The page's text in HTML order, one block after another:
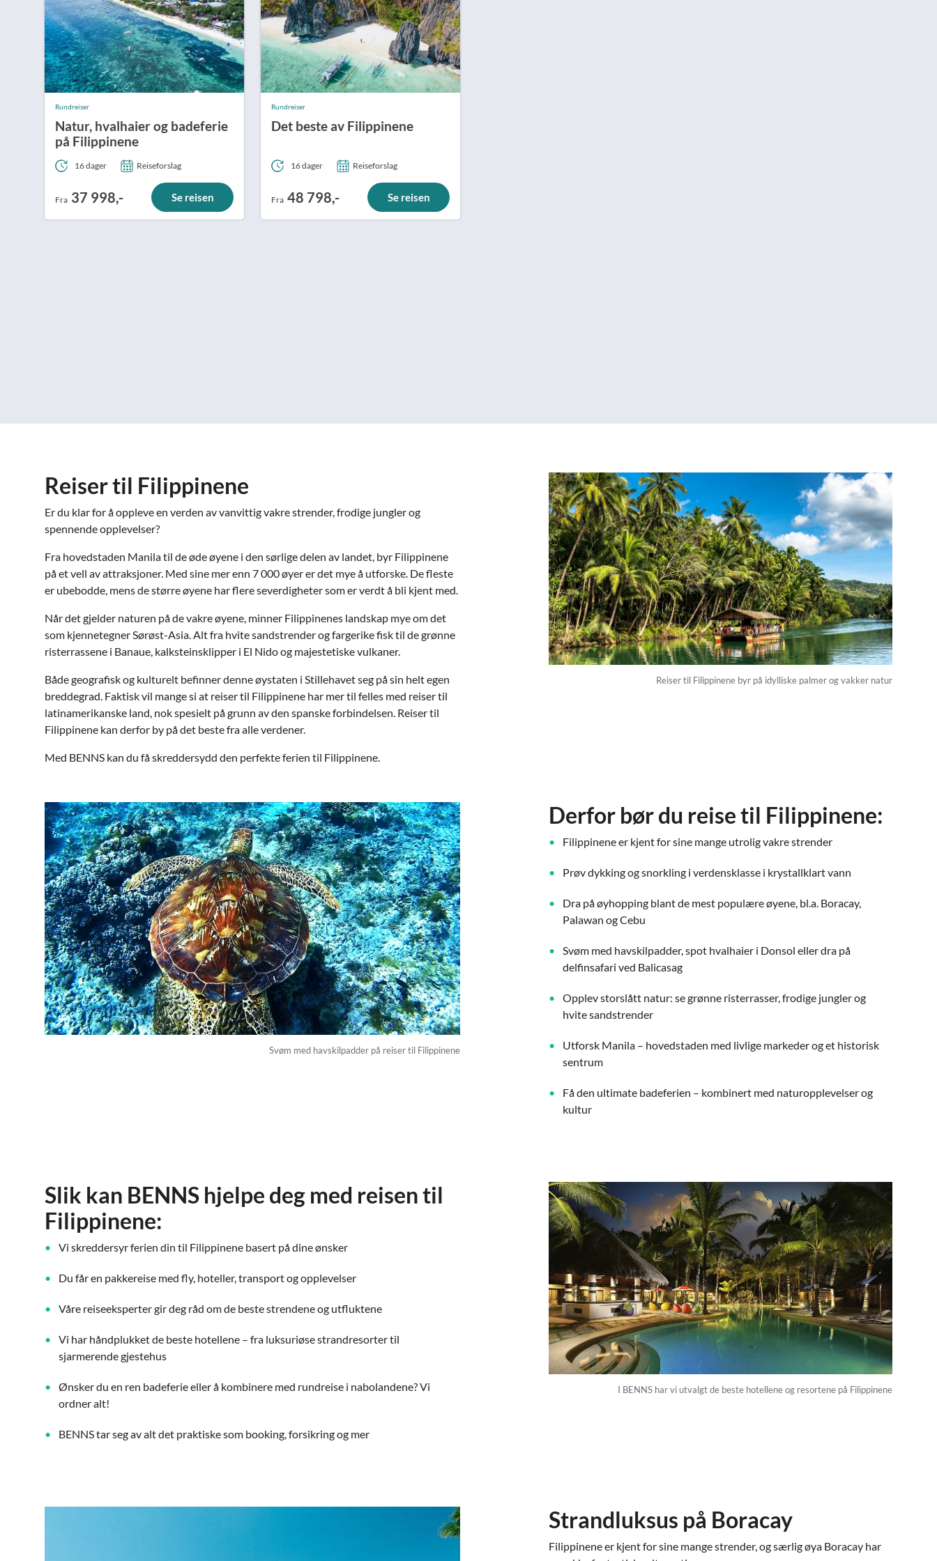
Rundreiser
Natur, hvalhaier og badeferie
på Filippinene
16 dager Reiseforslag
Fra 37 998,- Se reisen
Rundreiser
Det beste av Filippinene
16 dager Reiseforslag
Fra 48 798,- Se reisen
Reiser til Filippinene
Er du klar for å oppleve en verden av vanvittig vakre strender, frodige jungler og
spennende opplevelser?
Fra hovedstaden Manila til de øde øyene i den sørlige delen av landet, byr Filippinene
på et vell av attraksjoner. Med sine mer enn 7 000 øyer er det mye å utforske. De fleste
er ubebodde, mens de større øyene har flere severdigheter som er verdt å bli kjent med.
Når det gjelder naturen på de vakre øyene, minner Filippinenes landskap mye om det
som kjennetegner Sørøst-Asia. Alt fra hvite sandstrender og fargerike fisk til de grønne
risterrassene i Banaue, kalksteinsklipper i El Nido og majestetiske vulkaner.
Både geografisk og kulturelt befinner denne øystaten i Stillehavet seg på sin helt egen
breddegrad. Faktisk vil mange si at reiser til Filippinene har mer til felles med reiser til
latinamerikanske land, nok spesielt på grunn av den spanske forbindelsen. Reiser til
Filippinene kan derfor by på det beste fra alle verdener.
Med BENNS kan du få skreddersydd den perfekte ferien til Filippinene.
Reiser til Filippinene byr på idylliske palmer og vakker natur
Svøm med havskilpadder på reiser til Filippinene
Derfor bør du reise til Filippinene:
Filippinene er kjent for sine mange utrolig vakre strender
Prøv dykking og snorkling i verdensklasse i krystallklart vann
Dra på øyhopping blant de mest populære øyene, bl.a. Boracay,
Palawan og Cebu
Svøm med havskilpadder, spot hvalhaier i Donsol eller dra på
delfinsafari ved Balicasag
Opplev storslått natur: se grønne risterrasser, frodige jungler og
hvite sandstrender
Utforsk Manila – hovedstaden med livlige markeder og et historisk
sentrum
Få den ultimate badeferien – kombinert med naturopplevelser og
kultur
Slik kan BENNS hjelpe deg med reisen til
Filippinene:
Vi skreddersyr ferien din til Filippinene basert på dine ønsker
Du får en pakkereise med fly, hoteller, transport og opplevelser
Våre reiseeksperter gir deg råd om de beste strendene og utfluktene
Vi har håndplukket de beste hotellene – fra luksuriøse strandresorter til
sjarmerende gjestehus
Ønsker du en ren badeferie eller å kombinere med rundreise i nabolandene? Vi
ordner alt!
BENNS tar seg av alt det praktiske som booking, forsikring og mer
I BENNS har vi utvalgt de beste hotellene og resortene på Filippinene
Strandluksus på Boracay
Filippinene er kjent for sine mange strender, og særlig øya Boracay har